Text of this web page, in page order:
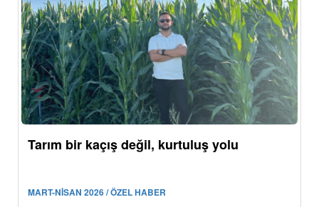
Tarım bir kaçış değil, kurtuluş yolu
MART-NİSAN 2026 / ÖZEL HABER